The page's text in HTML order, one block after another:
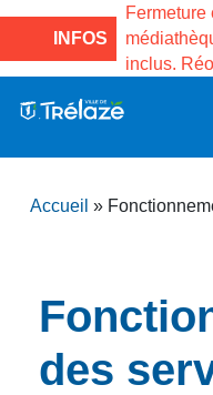
INFOS
la Maison des
de Gama du
Fermeture
inclus.
Projets
Accueil »
des